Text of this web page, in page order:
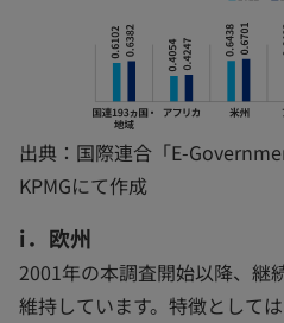
出典：国際連合「E-
KPMGにて作成
i．欧州
2001年の本調査開始以降、継
維持しています。特徴として